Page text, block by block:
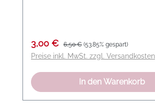
Verkaufspreis:
3,00 € Regulärer Preis:
6,50 € (53.85% gespart)
Preise inkl. MwSt. zzgl. Versandkosten
In den Warenkorb